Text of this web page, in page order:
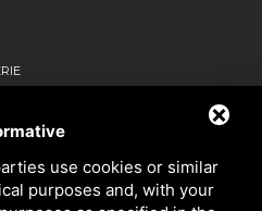
use cookies or similar
purposes and, with your